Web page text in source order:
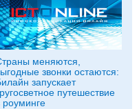
меняются,
звонки остаются:
запускает
путешествие
роуминге